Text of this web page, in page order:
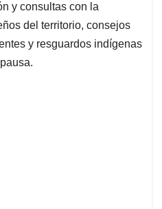
y consultas con la
del territorio, consejos
y resguardos indígenas